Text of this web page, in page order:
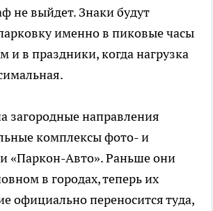
не выйдет. Знаки будут
именно в пиковые часы
в праздники, когда нагрузка
загородные направления
комплексы фото- и
«Паркон-Авто». Раньше они
в городах, теперь их
официально переносится туда,